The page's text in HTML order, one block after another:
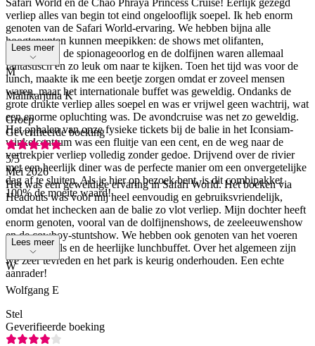
verliep alles van begin tot eind ongelooflijk soepel. Ik heb enorm
genoten van de Safari World-ervaring. We hebben bijna alle
hoogtepunten kunnen meepikken: de shows met olifanten,
zeeleeuwen, de spionageoorlog en de dolfijnen waren allemaal
fantastisch en zo leuk om naar te kijken. Toen het tijd was voor de
lunch, maakte ik me een beetje zorgen omdat er zoveel mensen
waren, maar het internationale buffet was geweldig. Ondanks de
grote drukte verliep alles soepel en was er vrijwel geen wachtrij, wat
een enorme opluchting was. De avondcruise was net zo geweldig.
Het ophalen van onze fysieke tickets bij de balie in het Iconsiam-
winkelcentrum was een fluitje van een cent, en de weg naar de
vertrekpier verliep volledig zonder gedoe. Drijvend over de rivier
met een heerlijk diner was de perfecte manier om een onvergetelijke
dag af te sluiten. Als je hier op bezoek bent, is dit combipakket
100% de moeite waard!
Lees meer
M
Mallikarjuna K
Groep
Geverifieerde boeking
5/5
Mei 2026
Het was een geweldige ervaring in Safari World. Het boeken via
Headouts was voor mij heel eenvoudig en gebruiksvriendelijk,
omdat het inchecken aan de balie zo vlot verliep. Mijn dochter heeft
enorm genoten, vooral van de dolfijnenshows, de zeeleeuwenshow
en de cowboy-stuntshow. We hebben ook genoten van het voeren
van de vogels en de heerlijke lunchbuffet. Over het algemeen zijn
we zeer tevreden en het park is keurig onderhouden. Een echte
aanrader!
Lees meer
W
Wolfgang E
Stel
Geverifieerde boeking